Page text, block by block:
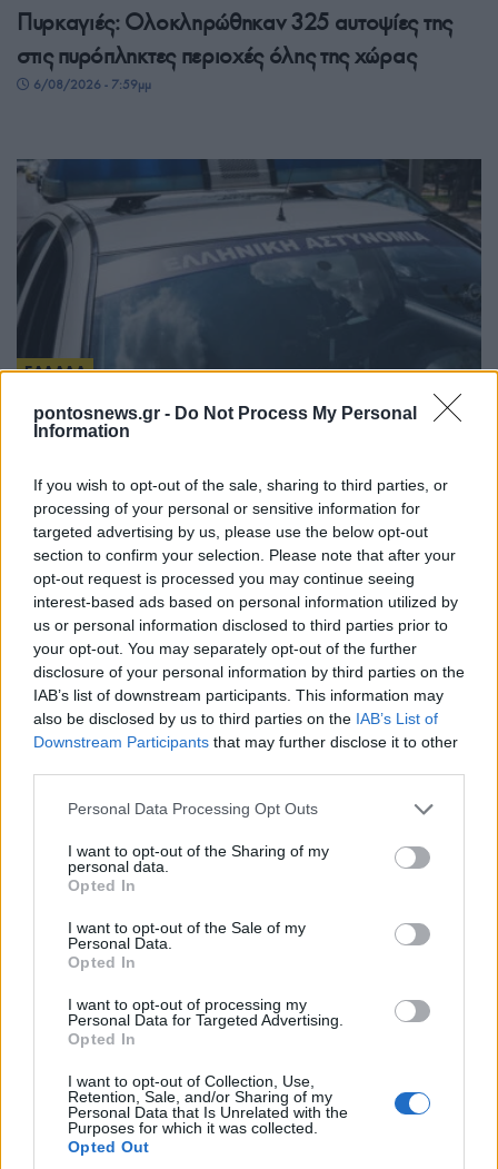
pontosnews.gr - Do Not Process My Personal
Information
If you wish to opt-out of the sale, sharing to third parties, or
processing of your personal or sensitive information for
targeted advertising by us, please use the below opt-out
section to confirm your selection. Please note that after your
opt-out request is processed you may continue seeing
interest-based ads based on personal information utilized by
us or personal information disclosed to third parties prior to
your opt-out. You may separately opt-out of the further
disclosure of your personal information by third parties on the
IAB’s list of downstream participants. This information may
also be disclosed by us to third parties on the IAB’s List of
Downstream Participants that may further disclose it to other
Please note that this website/app uses one or more Google
not limited to your visit or usage behaviour. You may click to
grant or deny consent to Google and its third-party tags to
use your data for below specified purposes in below Google
consent section.
Personal Data Processing Opt Outs
I want to opt-out of the Sharing of my
personal data.
Opted In
I want to opt-out of the Sale of my
Personal Data.
Opted In
I want to opt-out of processing my
Personal Data for Targeted Advertising.
Opted In
I want to opt-out of Collection, Use,
Retention, Sale, and/or Sharing of my
Personal Data that Is Unrelated with the
Purposes for which it was collected.
Opted Out
Πυρκαγιές: Ολοκληρώθηκαν 325 αυτοψίες της
στις πυρόπληκτες περιοχές όλης της χώρας
6/08/2026 - 7:59μμ
ΕΛΛΑΔΑ
Άνω Λιόσια: Διαλευκάνθηκε η υπόθεση του
Δύο συλλήψεις
6/08/2026 - 7:30μμ
ΕΛΛΑΔΑ
Μετρό Θεσσαλονίκης: Προσωρινές αλλαγές στο
ωράριο λειτουργίας σήμερα και αύριο